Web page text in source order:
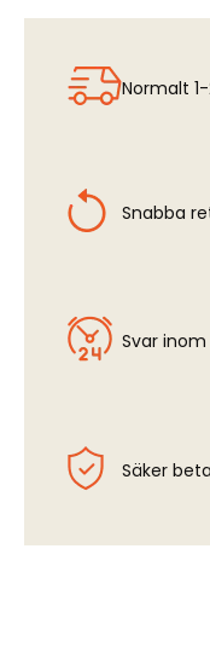
Normalt
Snabba
Svar
Säker